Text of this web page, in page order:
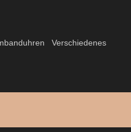
Verschiedenes